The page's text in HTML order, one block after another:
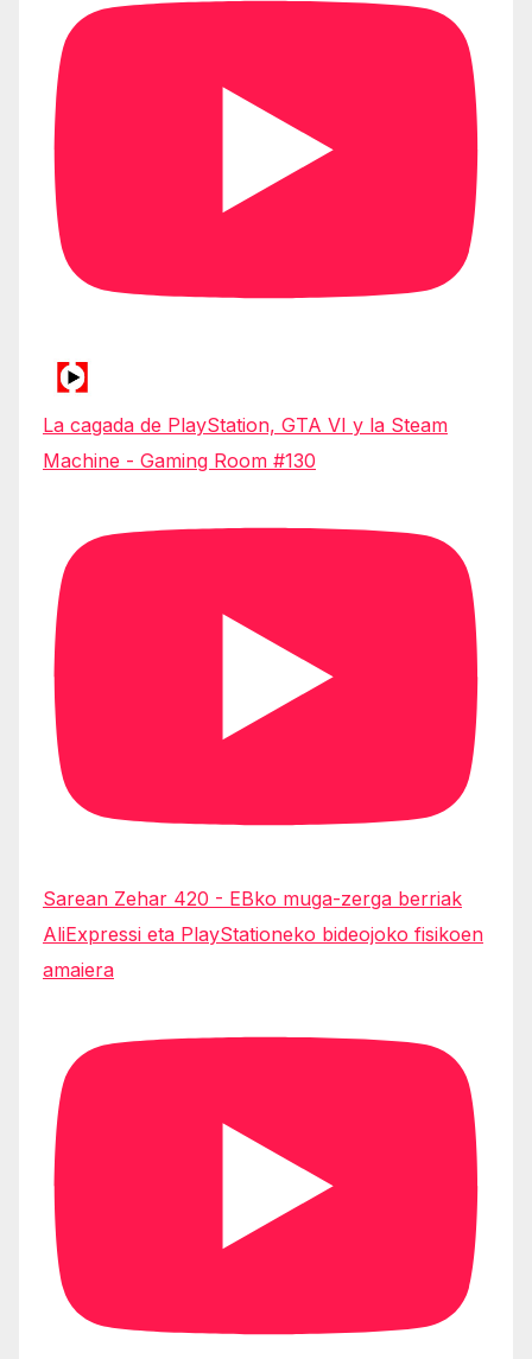
La cagada de PlayStation, GTA VI y la Steam
Machine - Gaming Room #130
Sarean Zehar 420 - EBko muga-zerga berriak
AliExpressi eta PlayStationeko bideojoko fisikoen
amaiera